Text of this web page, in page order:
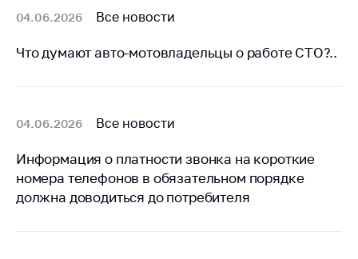
04.06.2026 Все новости
Что думают авто-мотовладельцы о работе СТО?..
04.06.2026 Все новости
Информация о платности звонка на короткие
номера телефонов в обязательном порядке
должна доводиться до потребителя